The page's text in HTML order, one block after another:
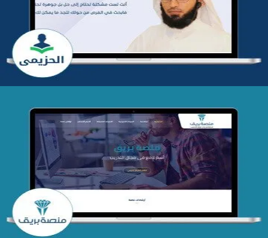
التفاصيل
تصميم منصة بريق
التفاصيل